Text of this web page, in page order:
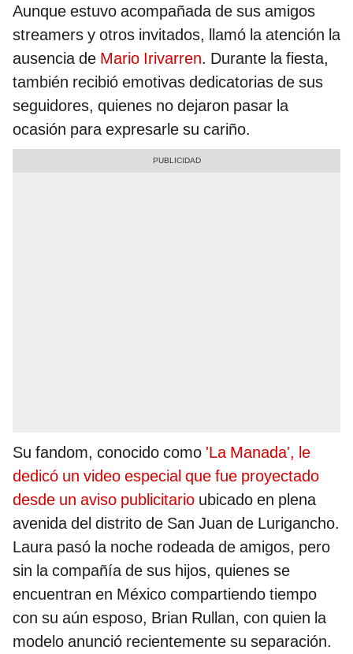
Aunque estuvo acompañada de sus amigos
streamers y otros invitados, llamó la atención la
ausencia de Mario Irivarren. Durante la fiesta,
también recibió emotivas dedicatorias de sus
seguidores, quienes no dejaron pasar la
ocasión para expresarle su cariño.
Su fandom, conocido como 'La Manada', le
dedicó un video especial que fue proyectado
desde un aviso publicitario ubicado en plena
avenida del distrito de San Juan de Lurigancho.
Laura pasó la noche rodeada de amigos, pero
sin la compañía de sus hijos, quienes se
encuentran en México compartiendo tiempo
con su aún esposo, Brian Rullan, con quien la
modelo anunció recientemente su separación.